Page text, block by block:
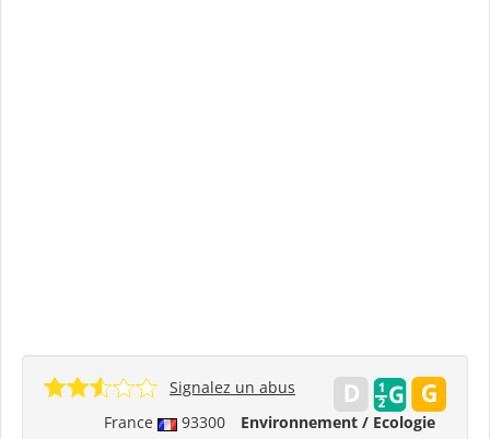
France 93300 Environnement / Ecologie
Signalez un abus